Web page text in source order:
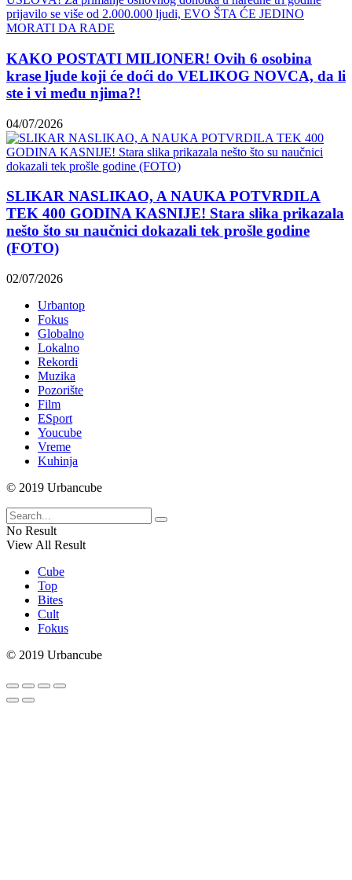
KAKO POSTATI MILIONER! Ovih 6 osobina
krase ljude koji će doći do VELIKOG NOVCA, da li
ste i vi među njima?!
04/07/2026
SLIKAR NASLIKAO, A NAUKA POTVRDILA
TEK 400 GODINA KASNIJE! Stara slika prikazala
nešto što su naučnici dokazali tek prošle godine
(FOTO)
02/07/2026
Urbantop
Fokus
Globalno
Lokalno
Rekordi
Muzika
Pozorište
Film
ESport
Youcube
Vreme
Kuhinja
© 2019 Urbancube
No Result
View All Result
Cube
Top
Bites
Cult
Fokus
© 2019 Urbancube